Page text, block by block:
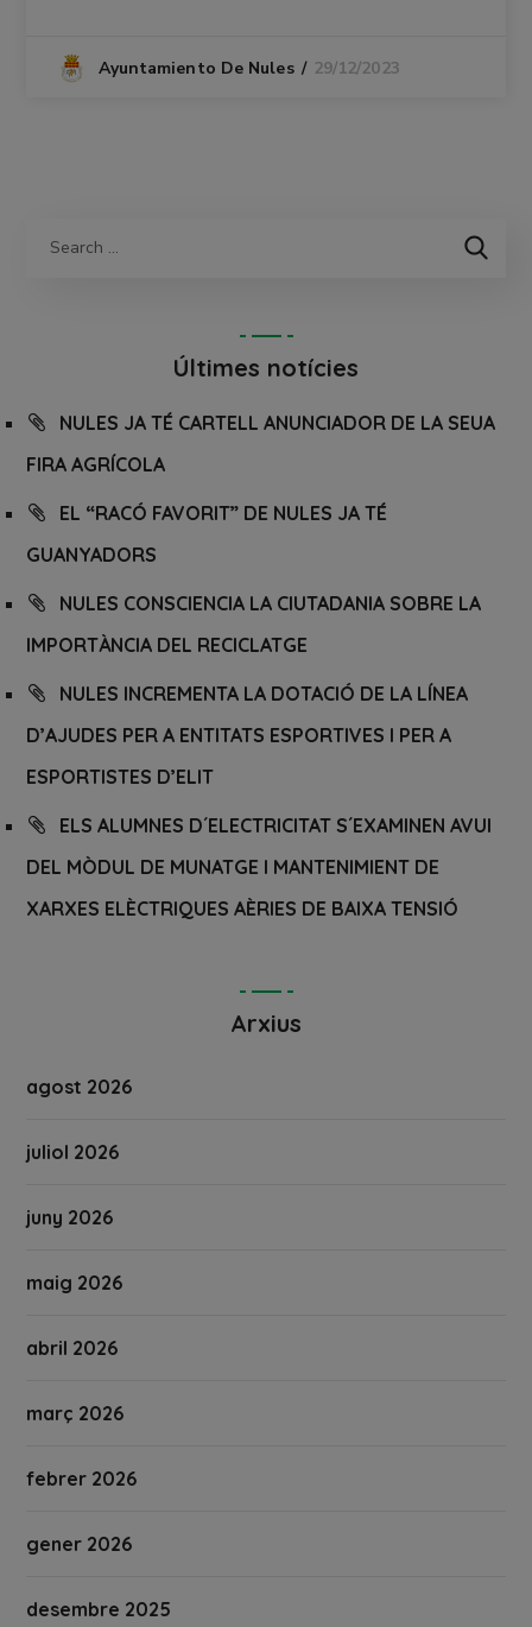
Ayuntamiento De Nules 29/12/2023
Últimes notícies
NULES JA TÉ CARTELL ANUNCIADOR DE LA SEUA
FIRA AGRÍCOLA
EL “RACÓ FAVORIT” DE NULES JA TÉ
GUANYADORS
NULES CONSCIENCIA LA CIUTADANIA SOBRE LA
IMPORTÀNCIA DEL RECICLATGE
NULES INCREMENTA LA DOTACIÓ DE LA LÍNEA
D’AJUDES PER A ENTITATS ESPORTIVES I PER A
ESPORTISTES D’ELIT
ELS ALUMNES D´ELECTRICITAT S´EXAMINEN AVUI
DEL MÒDUL DE MUNATGE I MANTENIMIENT DE
XARXES ELÈCTRIQUES AÈRIES DE BAIXA TENSIÓ
Arxius
agost 2026
juliol 2026
juny 2026
maig 2026
abril 2026
març 2026
febrer 2026
gener 2026
desembre 2025